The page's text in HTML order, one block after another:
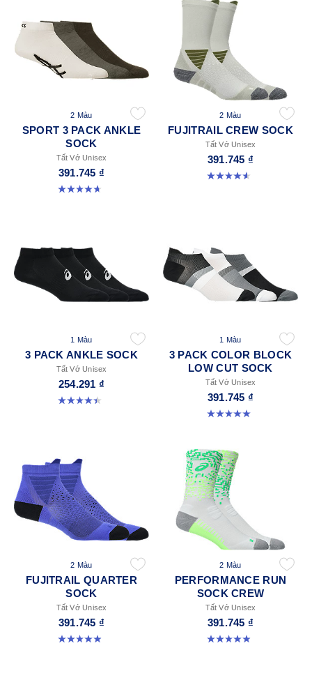
2 Màu
SPORT 3 PACK ANKLE
SOCK
Tất Vớ Unisex
391.745 ₫
4.6 trong số 5 sao. 14 đánh giá
2 Màu
FUJITRAIL CREW SOCK
Tất Vớ Unisex
391.745 ₫
4.6 trong số 5 sao. 18 đánh giá
1 Màu
3 PACK ANKLE SOCK
Tất Vớ Unisex
254.291 ₫
4.4 trong số 5 sao. 18 đánh giá
1 Màu
3 PACK COLOR BLOCK
LOW CUT SOCK
Tất Vớ Unisex
391.745 ₫
5.0 trong số 5 sao. 2 đánh giá
2 Màu
FUJITRAIL QUARTER
SOCK
Tất Vớ Unisex
391.745 ₫
4.9 trong số 5 sao. 56 đánh giá
2 Màu
PERFORMANCE RUN
SOCK CREW
Tất Vớ Unisex
391.745 ₫
4.9 trong số 5 sao. 261 đánh giá